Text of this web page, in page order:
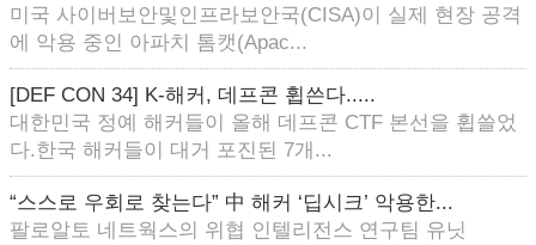
미국 사이버보안및인프라보안국(CISA)이 실제 현장 공격
에 악용 중인 아파치 톰캣(Apac...
[DEF CON 34] K-해커, 데프콘 휩쓴다.....
대한민국 정예 해커들이 올해 데프콘 CTF 본선을 휩쓸었
다.한국 해커들이 대거 포진된 7개...
“스스로 우회로 찾는다” 中 해커 ‘딥시크’ 악용한...
팔로알토 네트웍스의 위협 인텔리전스 연구팀 유닛